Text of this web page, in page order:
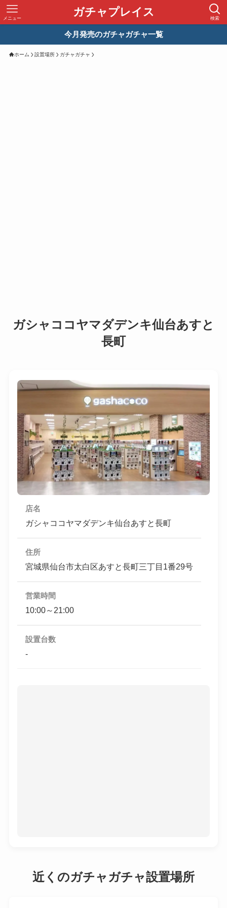
ガチャプレイス 検索
メニュー
今月発売のガチャガチャ一覧
ホーム 設置場所 ガチャガチャ
ガシャココヤマダデンキ仙台あすと
長町
店名
ガシャココヤマダデンキ仙台あすと長町
住所
宮城県仙台市太白区あすと長町三丁目1番29号
営業時間
10:00～21:00
設置台数
-
近くのガチャガチャ設置場所